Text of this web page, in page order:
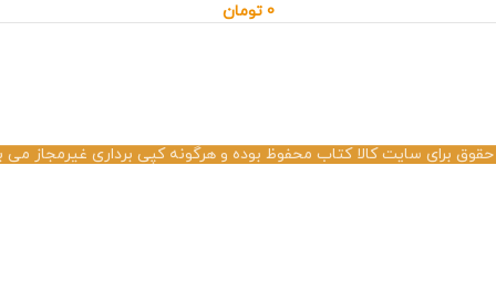
0 تومان
حقوق برای سایت کالا کتاب محفوظ بوده و هرگونه کپی برداری غیرمجاز می